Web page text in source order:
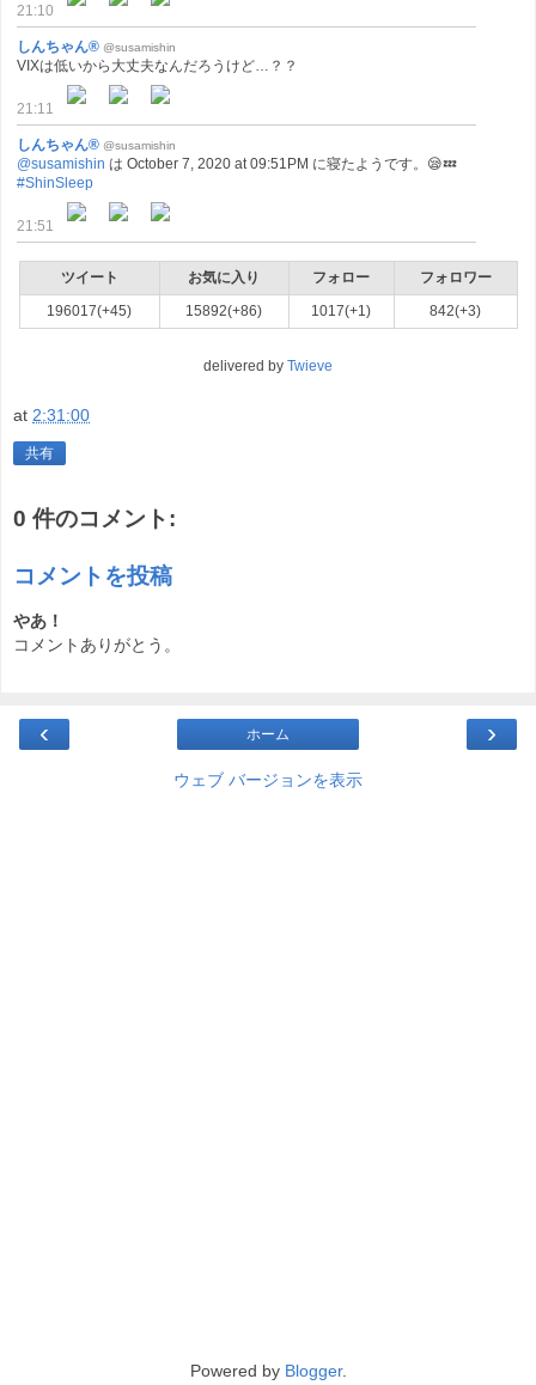
21:10
しんちゃん® @susamishin
VIXは低いから大丈夫なんだろうけど…？？
21:11
しんちゃん® @susamishin
@susamishin は October 7, 2020 at 09:51PM に寝たようです。😪💤
#ShinSleep
21:51
ツイート お気に入り フォロー
フォロワー
196017(+45)
15892(+86) 1017(+1) 842(+3)
delivered by Twieve
at 2:31:00
共有
0 件のコメント:
コメントを投稿
やあ！
コメントありがとう。
‹ ›
ホーム
ウェブ バージョンを表示
Powered by Blogger.